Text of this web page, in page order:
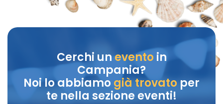
Cerchi unevento in
Campania?
Noi lo abbiamo già trovatoper
te nella sezione eventi!